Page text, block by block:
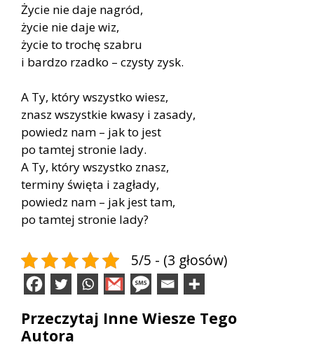
Życie nie daje nagród,
życie nie daje wiz,
życie to trochę szabru
i bardzo rzadko – czysty zysk.
A Ty, który wszystko wiesz,
znasz wszystkie kwasy i zasady,
powiedz nam – jak to jest
po tamtej stronie lady.
A Ty, który wszystko znasz,
terminy święta i zagłady,
powiedz nam – jak jest tam,
po tamtej stronie lady?
5/5 - (3 głosów)
Przeczytaj Inne Wiesze Tego
Autora